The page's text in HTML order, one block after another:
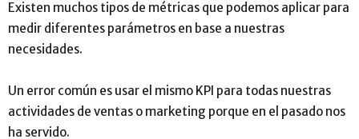
Existen muchos tipos de métricas que podemos aplicar para
medir diferentes parámetros en base a nuestras
necesidades.
Un error común es usar el mismo KPI para todas nuestras
actividades de ventas o marketing porque en el pasado nos
ha servido.